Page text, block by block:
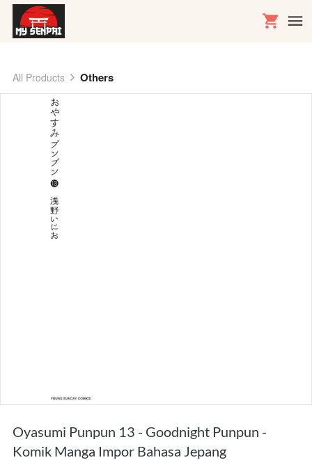
All Products Others
Oyasumi Punpun 13 - Goodnight Punpun -
Komik Manga Impor Bahasa Jepang